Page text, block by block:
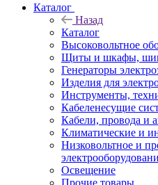
Каталог
Назад
Каталог
Высоковольтное
Щиты и шкафы,
Генераторы
Изделия для
Инструменты,
Кабеленесущие
Кабели, провода и
Климатические и
Низковольтное и
Освещение
Прочие товары